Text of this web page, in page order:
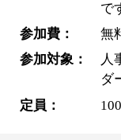
で
参加費：
無
参加対象：
人
ダ
定員：